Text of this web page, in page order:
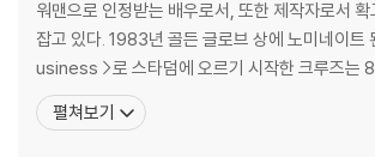
워맨으로 인정받는 배우로서, 또한 제작자로서
잡고 있다. 1983년 골든 글로브 상에 노미네이트 된 영화 < Risky B
usiness >로 스타덤에 오르기 시작한 크루즈는
억에 남는 역할 중 하나로 영화 <탑건>의 비행기
다. 이후 아카데미 수상작 <레인 맨>, <컬러 오브
펼쳐보기